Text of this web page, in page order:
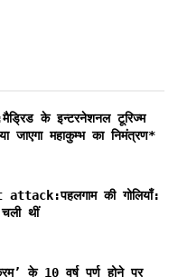
के इन्टरनेशनल टूरिज्म
जाएगा महाकुम्भ का निमंत्रण*
की गोलियाँ:
थीं
के 10 वर्ष पूर्ण होने पर